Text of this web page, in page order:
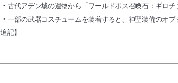
・ 古代アデン城の遺物から「ワールドボス召喚石：ギロチ
・ 一部の武器コスチュームを装着すると、神聖装備のオ
追記】